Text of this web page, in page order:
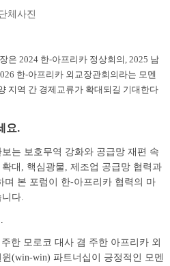
체사진
은 2024 한-아프리카 정상회의, 2025 남
한-아프리카 외교장관회의라는 모멘
지역 간 경제교류가 확대되길 기대한다
는 보호무역 강화와 공급망 재편 속
대, 핵심광물, 제조업 공급망 협력과
며 본 포럼이 한-아프리카 협력의 마
다.
한 모로코 대사 겸 주한 아프리카 외
(win-win) 파트너십이 긍정적인 모멘